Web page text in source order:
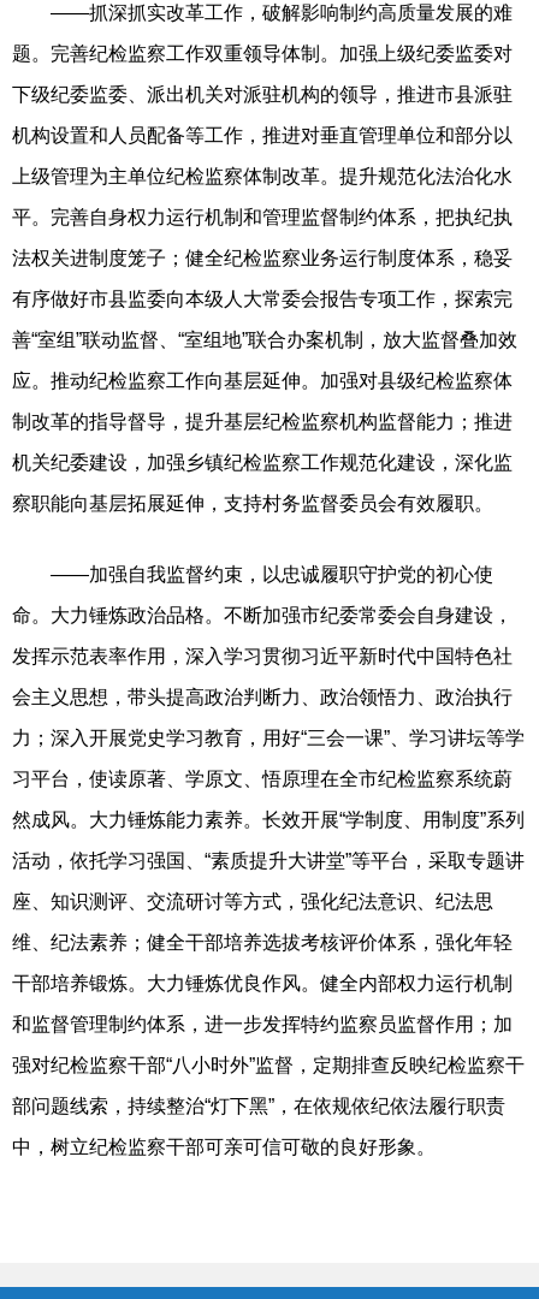
——抓深抓实改革工作，破解影响制约高质量发展的难
题。完善纪检监察工作双重领导体制。加强上级纪委监委对
下级纪委监委、派出机关对派驻机构的领导，推进市县派驻
机构设置和人员配备等工作，推进对垂直管理单位和部分以
上级管理为主单位纪检监察体制改革。提升规范化法治化水
平。完善自身权力运行机制和管理监督制约体系，把执纪执
法权关进制度笼子；健全纪检监察业务运行制度体系，稳妥
有序做好市县监委向本级人大常委会报告专项工作，探索完
善“室组”联动监督、“室组地”联合办案机制，放大监督叠加效
应。推动纪检监察工作向基层延伸。加强对县级纪检监察体
制改革的指导督导，提升基层纪检监察机构监督能力；推进
机关纪委建设，加强乡镇纪检监察工作规范化建设，深化监
察职能向基层拓展延伸，支持村务监督委员会有效履职。
——加强自我监督约束，以忠诚履职守护党的初心使
命。大力锤炼政治品格。不断加强市纪委常委会自身建设，
发挥示范表率作用，深入学习贯彻习近平新时代中国特色社
会主义思想，带头提高政治判断力、政治领悟力、政治执行
力；深入开展党史学习教育，用好“三会一课”、学习讲坛等学
习平台，使读原著、学原文、悟原理在全市纪检监察系统蔚
然成风。大力锤炼能力素养。长效开展“学制度、用制度”系列
活动，依托学习强国、“素质提升大讲堂”等平台，采取专题讲
座、知识测评、交流研讨等方式，强化纪法意识、纪法思
维、纪法素养；健全干部培养选拔考核评价体系，强化年轻
干部培养锻炼。大力锤炼优良作风。健全内部权力运行机制
和监督管理制约体系，进一步发挥特约监察员监督作用；加
强对纪检监察干部“八小时外”监督，定期排查反映纪检监察干
部问题线索，持续整治“灯下黑”，在依规依纪依法履行职责
中，树立纪检监察干部可亲可信可敬的良好形象。